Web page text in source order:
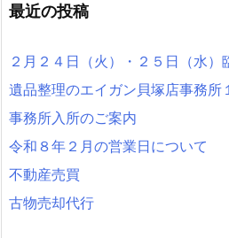
最近の投稿
２月２４日（火）・２５日（水
遺品整理のエイガン貝塚店事務所
事務所入所のご案内
令和８年２月の営業日について
不動産売買
古物売却代行